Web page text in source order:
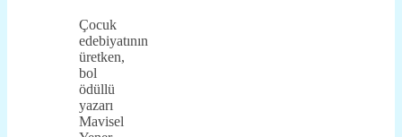
Çocuk
edebiyatının
üretken,
bol
ödüllü
yazarı
Mavisel